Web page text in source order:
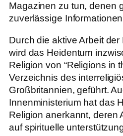
Magazinen zu tun, denen
zuverlässige
Durch die aktive Arbeit
wird das Heidentum
Religion von “Religions in
Verzeichnis des
Großbritannien, geführt.
Innenministerium hat das
Religion anerkannt, deren
auf spirituelle